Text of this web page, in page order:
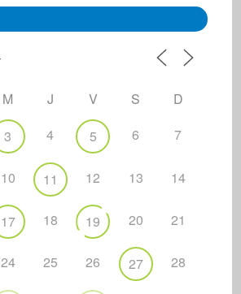
M J V S
D
3 4 5 6 7
10 11 12 13 14
17 18 19 20 21
24 25 26 27 28